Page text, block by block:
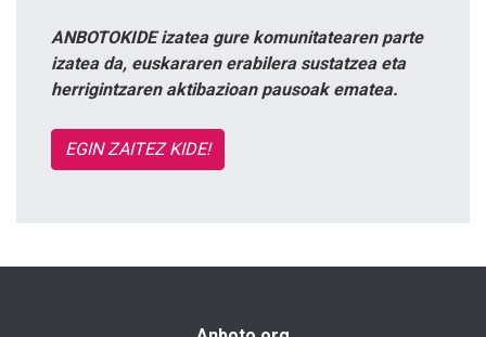
ANBOTOKIDE izatea gure komunitatearen parte
izatea da, euskararen erabilera sustatzea eta
herrigintzaren aktibazioan pausoak ematea.
EGIN ZAITEZ KIDE!